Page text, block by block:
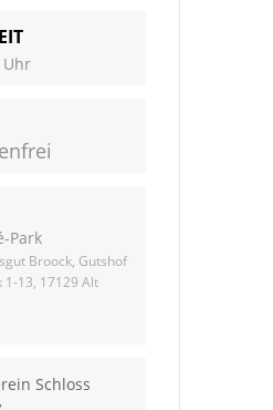
Uhr
Park
Broock, Gutshof
1-13, 17129 Alt